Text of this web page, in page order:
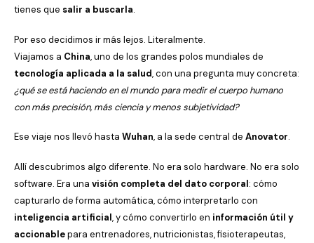
tienes que salir a buscarla.
Por eso decidimos ir más lejos. Literalmente.
Viajamos a China, uno de los grandes polos mundiales de
tecnología aplicada a la salud, con una pregunta muy concreta:
¿qué se está haciendo en el mundo para medir el cuerpo humano
con más precisión, más ciencia y menos subjetividad?
Ese viaje nos llevó hasta Wuhan, a la sede central de Anovator.
Allí descubrimos algo diferente. No era solo hardware. No era solo
software. Era una visión completa del dato corporal: cómo
capturarlo de forma automática, cómo interpretarlo con
inteligencia artificial, y cómo convertirlo en información útil y
accionablepara entrenadores, nutricionistas, fisioterapeutas,